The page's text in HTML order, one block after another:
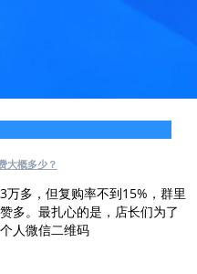
大概多少？
多，但复购率不到15%，群里
多。最扎心的是，店长们为了
人微信二维码